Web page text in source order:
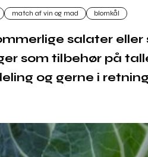
match af vin og mad blomkål
salater
som tilbehør på
og gerne i